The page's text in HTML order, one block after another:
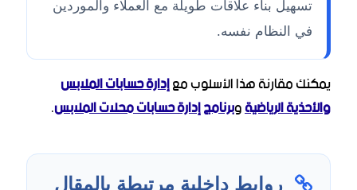
تسهيل بناء علاقات طويلة مع العملاء والموردين
في النظام نفسه.
يمكنك مقارنة هذا الأسلوب معإدارة حسابات الملابس
والأحذية الرياضيةوبرنامج إدارة حسابات محلات الملابس.
روابط داخلية مرتبطة بالمقال